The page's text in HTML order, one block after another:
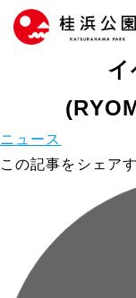
2022
10/28
イ
ニュース
この記事をシェア